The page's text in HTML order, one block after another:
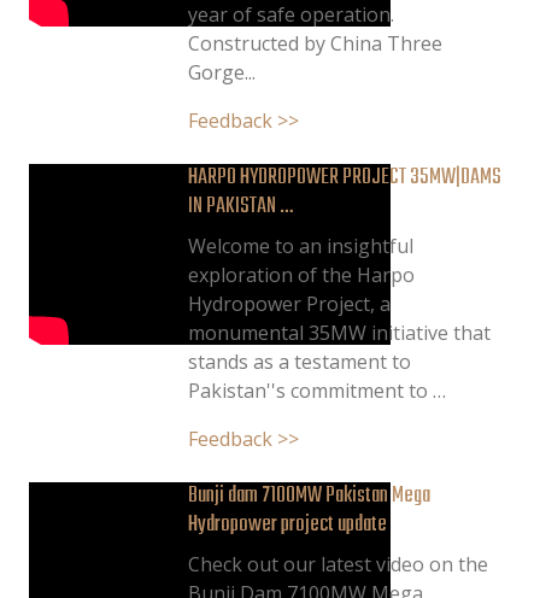
year of safe operation.
Constructed by China Three
Gorge...
Feedback >>
HARPO HYDROPOWER PROJECT 35MW|DAMS
IN PAKISTAN …
Welcome to an insightful
exploration of the Harpo
Hydropower Project, a
monumental 35MW initiative that
stands as a testament to
Pakistan''s commitment to …
Feedback >>
Bunji dam 7100MW Pakistan Mega
Hydropower project update
Check out our latest video on the